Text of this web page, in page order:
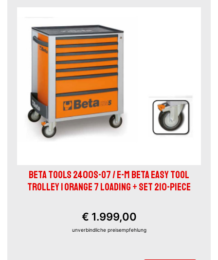
BETA TOOLS 2400S-O7 / E-M BETA EASY TOOL
TROLLEY | ORANGE 7 LOADING + SET 210-PIECE
€ 1.999,00
unverbindliche preisempfehlung